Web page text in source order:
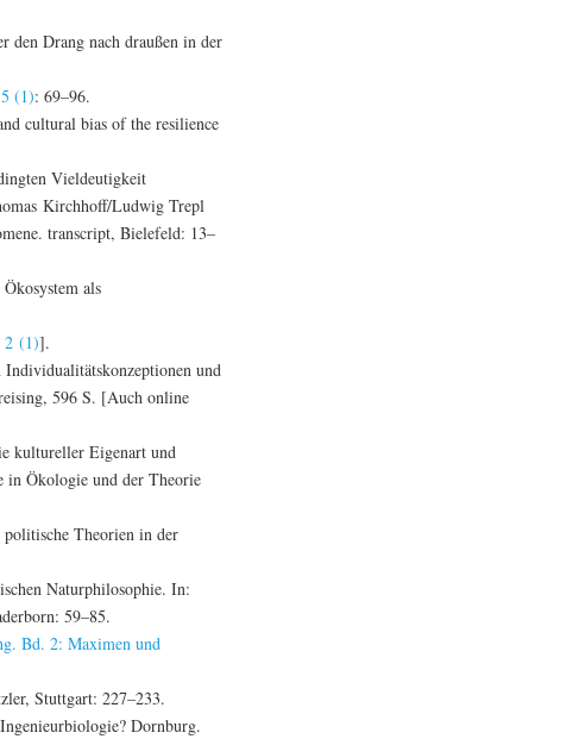
den Drang nach draußen in der
5 (1): 69–96.
cultural bias of the resilience
Vieldeutigkeit
Kirchhoff/Ludwig Trepl
transcript, Bielefeld: 13–
als
2 (1)].
und
596 S. [Auch online
kultureller Eigenart und
in Ökologie und der Theorie
Theorien in der
Naturphilosophie. In:
59–85.
Bd. 2: Maximen und
Stuttgart: 227–233.
Dornburg.